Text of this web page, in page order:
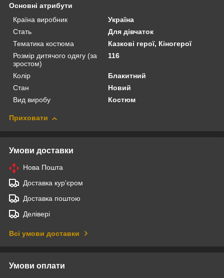
Основні атрибути
Країна виробник
Україна
Стать
Для дівчаток
Тематика костюма
Казкові герої, Кіногерої
Розмір дитячого одягу (за
зростом)
116
Колір
Блакитний
Стан
Новий
Вид виробу
Костюм
Приховати
Умови доставки
Нова Пошта
Доставка кур'єром
Доставка поштою
Делівері
Всі умови доставки
Умови оплати